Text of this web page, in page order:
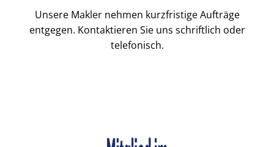
Unsere Makler nehmen kurzfristige Aufträge
entgegen. Kontaktieren Sie uns schriftlich oder
telefonisch.